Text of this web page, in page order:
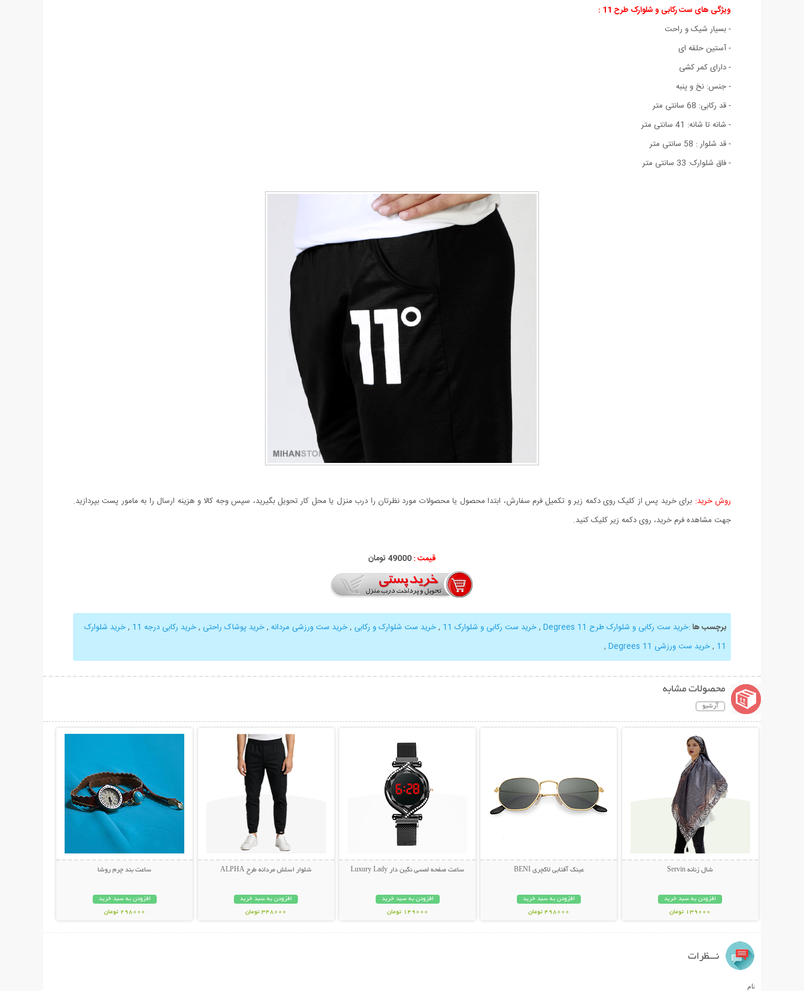
ویژگی های ست رکابی و شلوارک طرح 11 :
- بسیار شیک و راحت
- آستین حلقه ای
- دارای کمر کشی
- جنس: نخ و پنبه
- قد رکابی: 68 سانتی متر
- شانه تا شانه: 41 سانتی متر
- قد شلوار : 58 سانتی متر
- فاق شلوارک: 33 سانتی متر
روش خرید: برای خرید پس از کلیک روی دکمه زیر و تکمیل فرم سفارش، ابتدا محصول یا محصولات مورد نظرتان را درب منزل یا محل کار تحویل بگیرید، سپس وجه کالا و هزینه ارسال را به مامور پست بپردازید.
جهت مشاهده فرم خرید، روی دکمه زیر کلیک کنید.
قیمت :49000 تومان
برچسب ها:خرید ست رکابی و شلوارک طرح 11 Degrees ,خرید ست رکابی و شلوارک 11 ,خرید ست شلوارک و رکابی ,خرید ست ورزشی مردانه ,خرید پوشاک راحتی ,خرید رکابی درجه 11 ,خرید شلوارک
11
,خرید ست ورزشی 11 Degrees ,
محصولات مشابه
آرشیو
شال زنانه Servin
افزودن به سبد خرید
139000 تومان
عینک آفتابی لاکچری BENI
افزودن به سبد خرید
498000 تومان
ساعت صفحه لمسی نگین دار Luxury Lady
افزودن به سبد خرید
149000 تومان
شلوار اسلش مردانه طرح ALPHA
افزودن به سبد خرید
348000 تومان
ساعت بند چرم روشا
افزودن به سبد خرید
298000 تومان
نـــظرات
نام